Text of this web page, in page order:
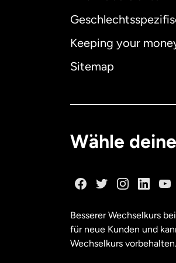
Keeping your
Sitemap
Wähle
Besserer Wechselkurs
für neue Kunden und
Wechselkurs vorbehalten.